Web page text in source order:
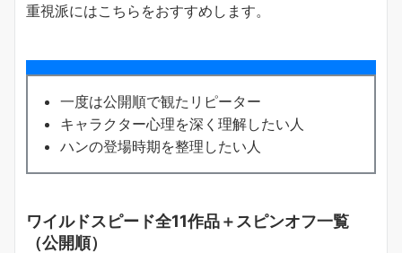
重視派にはこちらをおすすめします。
一度は公開順で観たリピーター
キャラクター心理を深く理解したい人
ハンの登場時期を整理したい人
ワイルドスピード全11作品＋スピンオフ一覧
（公開順）